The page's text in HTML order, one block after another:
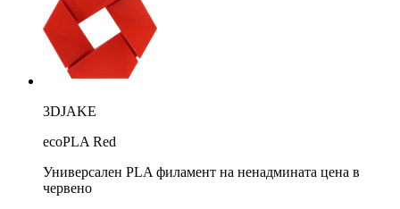
3DJAKE
ecoPLA Red
Универсален PLA филамент на ненадмината цена в
червено